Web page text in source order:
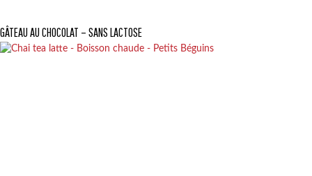
GÂTEAU AU CHOCOLAT – SANS LACTOSE